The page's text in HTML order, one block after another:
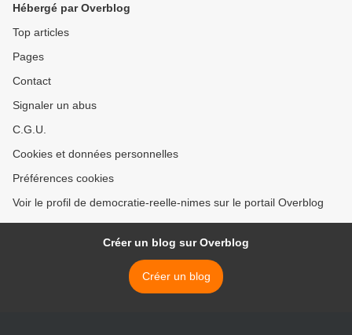
Hébergé par Overblog
Top articles
Pages
Contact
Signaler un abus
C.G.U.
Cookies et données personnelles
Préférences cookies
Voir le profil de democratie-reelle-nimes sur le portail Overblog
Créer un blog sur Overblog
Créer un blog